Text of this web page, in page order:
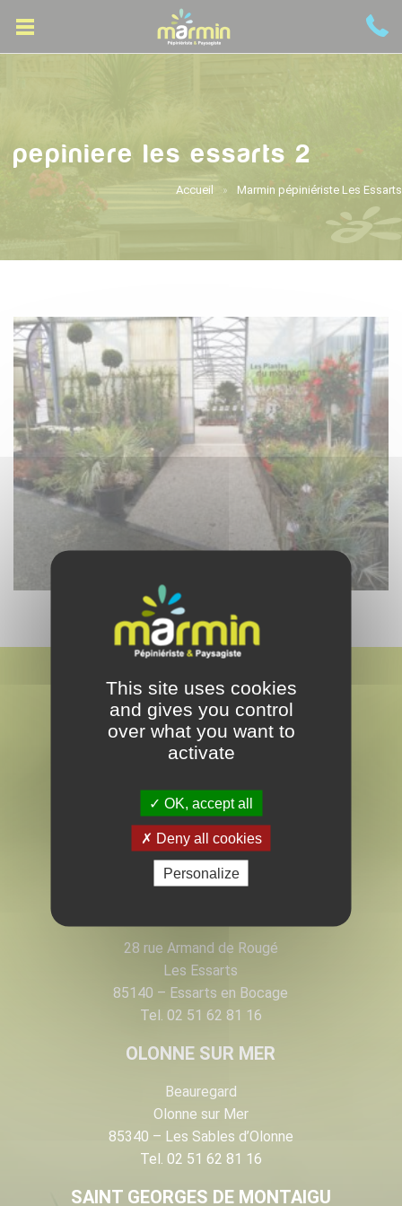
pepiniere les essarts 2
Accueil Marmin pépiniériste Les Essarts
PAYSAGISTE & PEPINÉRISTE
EN VENDÉE
28 rue Armand de Rougé
Les Essarts
85140 – Essarts en Bocage
Tel. 02 51 62 81 16
OLONNE SUR MER
Beauregard
Olonne sur Mer
85340 – Les Sables d’Olonne
Tel. 02 51 62 81 16
SAINT GEORGES DE MONTAIGU
This site uses cookies
and gives you control
over what you want to
activate
OK, accept all
Deny all cookies
Personalize